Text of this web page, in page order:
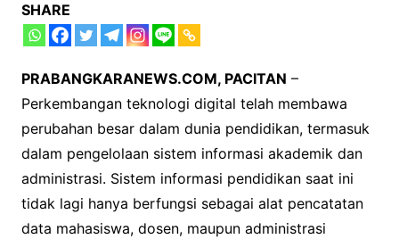
SHARE
PRABANGKARANEWS.COM, PACITAN –
Perkembangan teknologi digital telah membawa
perubahan besar dalam dunia pendidikan, termasuk
dalam pengelolaan sistem informasi akademik dan
administrasi. Sistem informasi pendidikan saat ini
tidak lagi hanya berfungsi sebagai alat pencatatan
data mahasiswa, dosen, maupun administrasi